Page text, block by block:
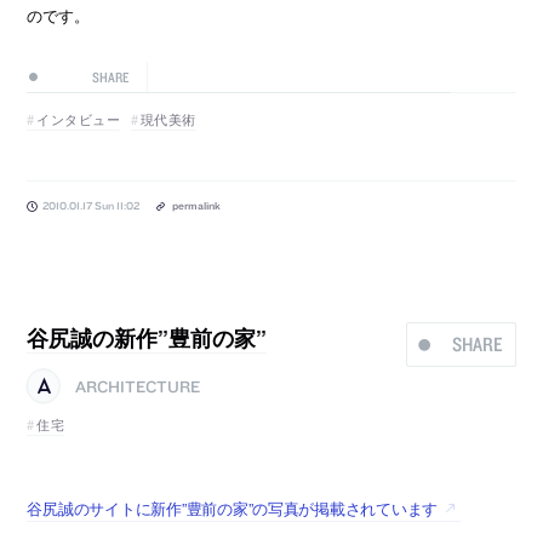
のです。
SHARE
インタビュー 現代美術
2010.01.17 Sun 11:02 permalink
SHARE
谷尻誠の新作”豊前の家”
ARCHITECTURE
住宅
谷尻誠のサイトに新作”豊前の家”の写真が掲載されています